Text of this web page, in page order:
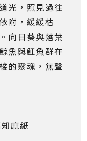
光，照見過往
附，緩緩枯
向日葵與落葉
魚與魟魚群在
的靈魂，無聲
麻紙